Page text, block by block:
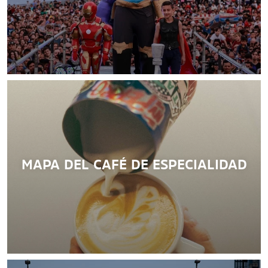
Sumate a conocer los atractivos turísticos de la ciudad.
LEER MÁS
Del 13 al 16 de Agosto, no te pierdas el Festival
Internacional de Historietas
LEER MÁS
MAPA DEL CAFÉ DE ESPECIALIDAD